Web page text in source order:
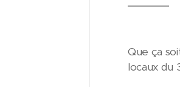
Que ça
locaux du